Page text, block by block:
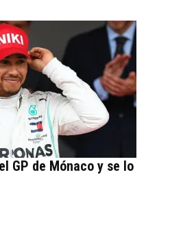
GP de Mónaco y se lo